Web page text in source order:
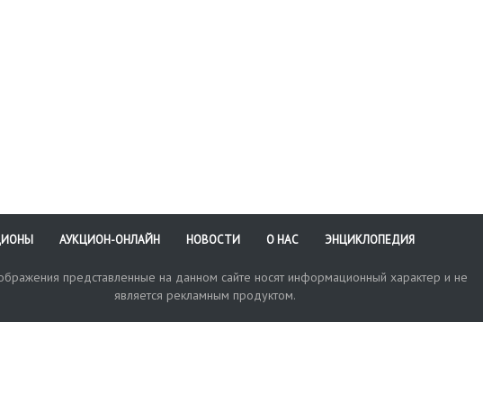
АУКЦИОН-ОНЛАЙН НОВОСТИ О НАС ЭНЦИКЛОПЕДИЯ
представленные на данном сайте носят информационный характер и не
является рекламным продуктом.